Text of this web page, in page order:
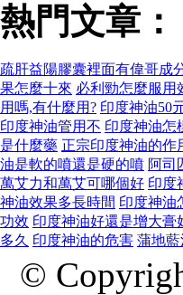
熱門文章：
疏肝益陽膠囊裡面有偉哥成
果怎麼十來 必利勁怎麼服用
用嗎,有什麼用? 印度神油50
印度神油管用不 印度神油怎
是什麼藥 正宗印度神油的作
油是軟的噴還是硬的噴 阿司
萬艾力和萬艾可哪個好 印度
神油效果多長時間 印度神油
功效 印度神油好還是增大膏
多久 印度神油的危害 蒲地藍
©